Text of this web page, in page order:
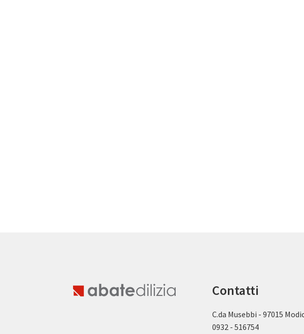
Contatti
C.da Musebbi - 97015
0932 - 516754